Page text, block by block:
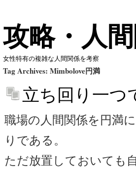
攻略・人
女性特有の複雑な人間関係を考察
Tag Archives: Mimbolove円満
立ち回り一つ
職場の人間関係を円満
りである。
ただ放置しておいても